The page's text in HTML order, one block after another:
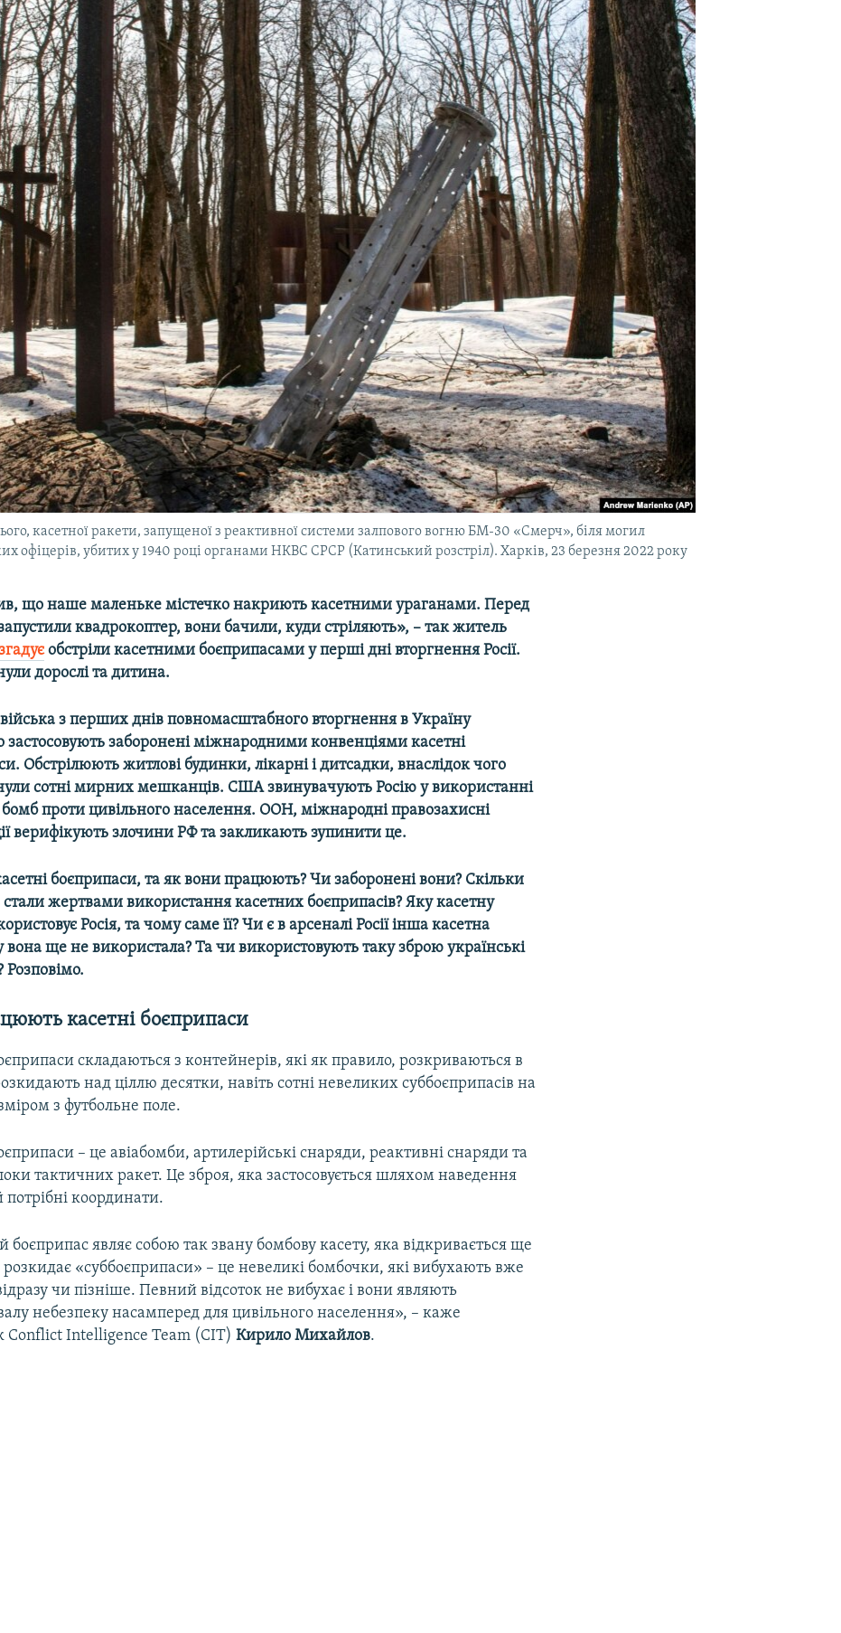
касетної ракети, запущеної з реактивної системи залпового вогню БМ-30 «Смерч», біля могил
офіцерів, убитих у 1940 році органами НКВС СРСР (Катинський розстріл). Харків, 23 березня 2022 року
що наше маленьке містечко накриють касетними ураганами. Перед
квадрокоптер, вони бачили, куди стріляють», – так житель
обстріли касетними боєприпасами у перші дні вторгнення Росії.
дорослі та дитина.
війська з перших днів повномасштабного вторгнення в Україну
застосовують заборонені міжнародними конвенціями касетні
Обстрілюють житлові будинки, лікарні і дитсадки, внаслідок чого
сотні мирних мешканців. США звинувачують Росію у використанні
проти цивільного населення. ООН, міжнародні правозахисні
верифікують злочини РФ та закликають зупинити це.
боєприпаси, та як вони працюють? Чи заборонені вони? Скільки
стали жертвами використання касетних боєприпасів? Яку касетну
Росія, та чому саме її? Чи є в арсеналі Росії інша касетна
вона ще не використала? Та чи використовують таку зброю українські
Розповімо.
касетні боєприпаси
складаються з контейнерів, які як правило, розкриваються в
над ціллю десятки, навіть сотні невеликих суббоєприпасів на
з футбольне поле.
– це авіабомби, артилерійські снаряди, реактивні снаряди та
тактичних ракет. Це зброя, яка застосовується шляхом наведення
потрібні координати.
боєприпас являє собою так звану бомбову касету, яка відкривається ще
розкидає «суббоєприпаси» – це невеликі бомбочки, які вибухають вже
чи пізніше. Певний відсоток не вибухає і вони являють
небезпеку насамперед для цивільного населення», – каже
Conflict Intelligence Team (CIT) Кирило Михайлов.